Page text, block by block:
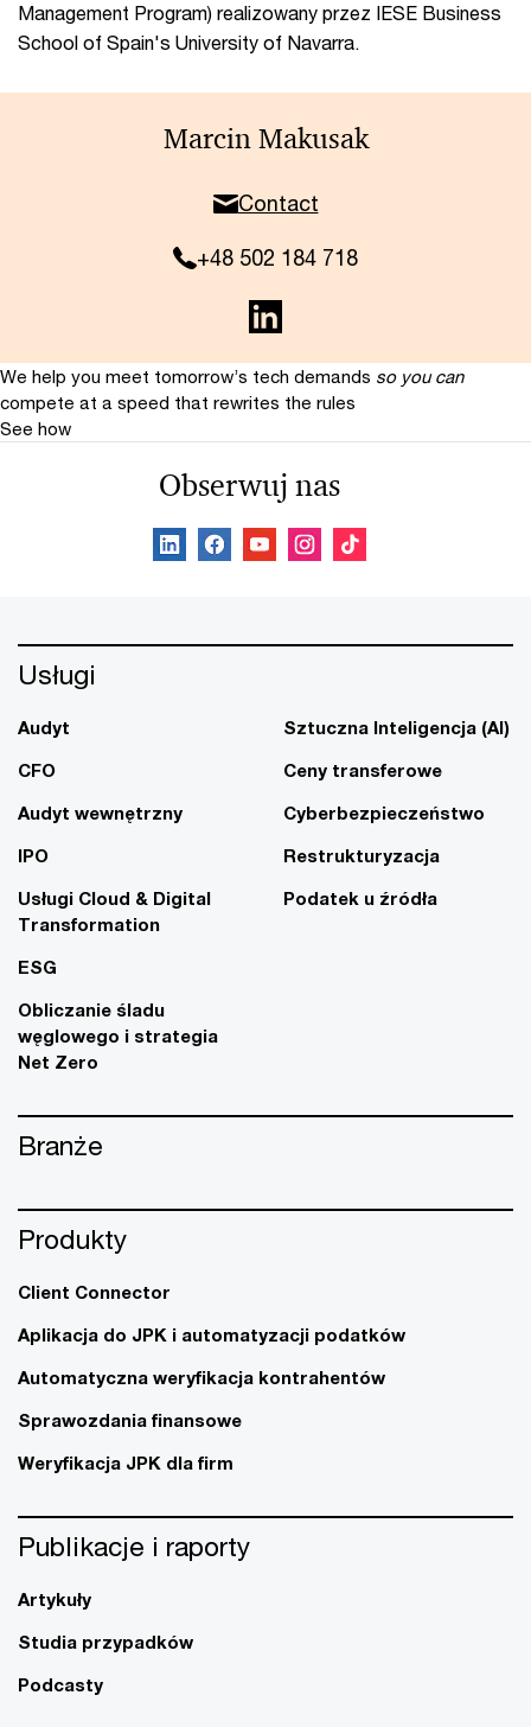
Management Program) realizowany przez IESE Business
School of Spain's University of Navarra.
Marcin Makusak
Contact
+48 502 184 718
We help you meet tomorrow’s tech demands so you can
compete at a speed that rewrites the rules
See how
Obserwuj nas
Usługi
Audyt
CFO
Audyt wewnętrzny
IPO
Usługi Cloud & Digital
Transformation
ESG
Obliczanie śladu
węglowego i strategia
Net Zero
Sztuczna Inteligencja (AI)
Ceny transferowe
Cyberbezpieczeństwo
Restrukturyzacja
Podatek u źródła
Branże
Produkty
Client Connector
Aplikacja do JPK i automatyzacji podatków
Automatyczna weryfikacja kontrahentów
Sprawozdania finansowe
Weryfikacja JPK dla firm
Publikacje i raporty
Artykuły
Studia przypadków
Podcasty